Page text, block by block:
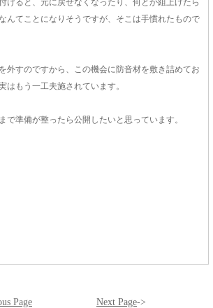
けると、元に戻せなくなったり、何とか組上げたら
んてことになりそうですが、そこは手慣れたもので
外すのですから、この機会に防音材を敷き詰めてお
はもう一工夫施されています。
で準備が整ったら公開したいと思っています。
Page Next Page->